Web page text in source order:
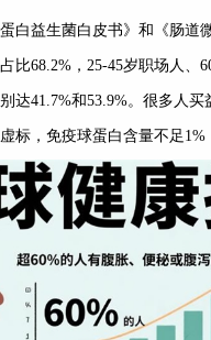
白益生菌白皮书》和《肠道
比68.2%，25-45岁职场人、
达41.7%和53.9%。很多人
标，免疫球蛋白含量不足1%